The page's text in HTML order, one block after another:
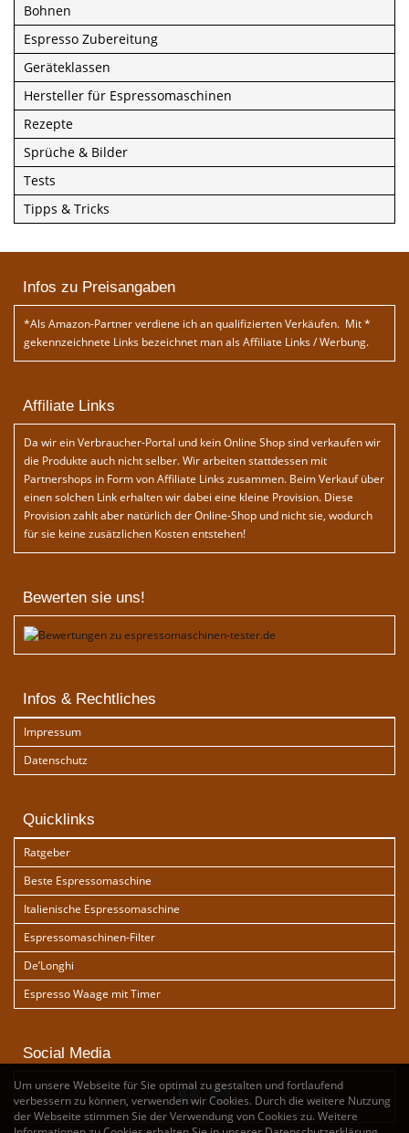
Bohnen
Espresso Zubereitung
Geräteklassen
Hersteller für Espressomaschinen
Rezepte
Sprüche & Bilder
Tests
Tipps & Tricks
Infos zu Preisangaben
*Als Amazon-Partner verdiene ich an qualifizierten Verkäufen. Mit *
gekennzeichnete Links bezeichnet man als Affiliate Links / Werbung.
Affiliate Links
Da wir ein Verbraucher-Portal und kein Online Shop sind verkaufen wir
die Produkte auch nicht selber. Wir arbeiten stattdessen mit
Partnershops in Form von Affiliate Links zusammen. Beim Verkauf über
einen solchen Link erhalten wir dabei eine kleine Provision. Diese
Provision zahlt aber natürlich der Online-Shop und nicht sie, wodurch
für sie keine zusätzlichen Kosten entstehen!
Bewerten sie uns!
Infos & Rechtliches
Impressum
Datenschutz
Quicklinks
Ratgeber
Beste Espressomaschine
Italienische Espressomaschine
Espressomaschinen-Filter
De’Longhi
Espresso Waage mit Timer
Social Media
Um unsere Webseite für Sie optimal zu gestalten und fortlaufend
verbessern zu können, verwenden wir Cookies. Durch die weitere Nutzung
der Webseite stimmen Sie der Verwendung von Cookies zu. Weitere